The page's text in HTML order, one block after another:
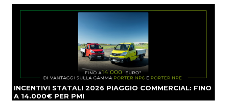
INCENTIVI STATALI 2026 PIAGGIO COMMERCIAL: FINO
A 14.000€ PER PMI